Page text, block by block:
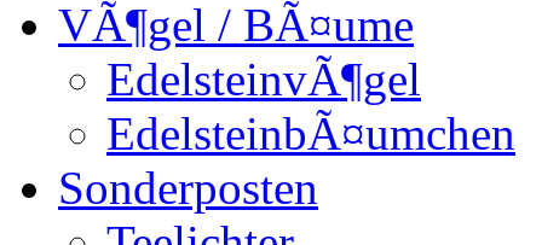
VÃ¶gel / BÃ¤ume
EdelsteinvÃ¶gel
EdelsteinbÃ¤umchen
Sonderposten